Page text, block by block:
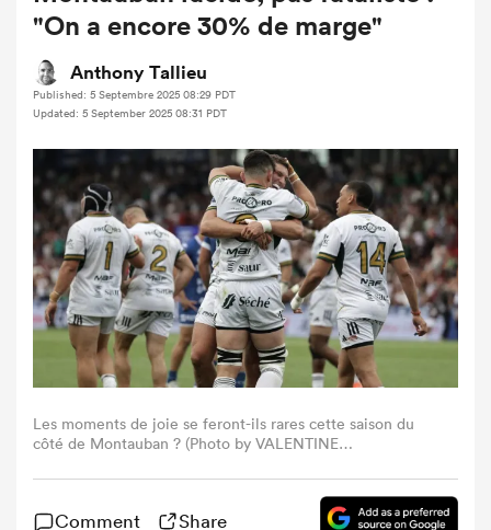
"On a encore 30% de marge"
Anthony Tallieu
Published: 5 Septembre 2025 08:29 PDT
Updated: 5 September 2025 08:31 PDT
Les moments de joie se feront-ils rares cette saison du
côté de Montauban ? (Photo by VALENTINE
Comment Share